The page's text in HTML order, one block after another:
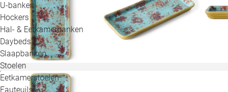
U-banken
Hockers
Hal- & Eetkamerbanken
Daybeds
Slaapbanken
Stoelen
Eetkamerstoelen
Fauteuils